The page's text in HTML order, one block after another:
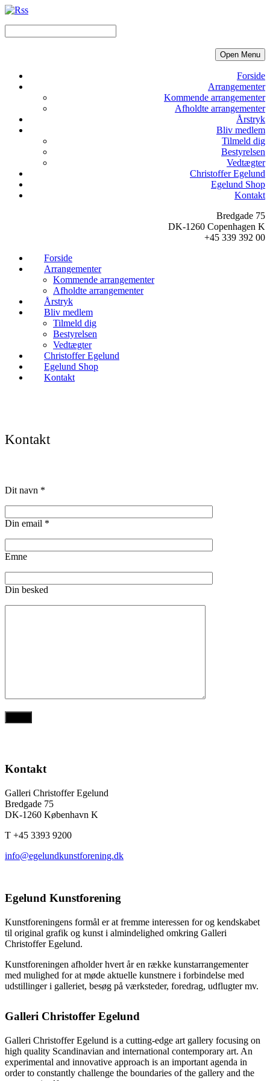
Open Menu
Forside
Arrangementer
Kommende arrangementer
Afholdte arrangementer
Årstryk
Bliv medlem
Tilmeld dig
Bestyrelsen
Vedtægter
Christoffer Egelund
Egelund Shop
Kontakt
Bredgade 75
DK-1260 Copenhagen K
+45 339 392 00
Forside
Arrangementer
Kommende arrangementer
Afholdte arrangementer
Årstryk
Bliv medlem
Tilmeld dig
Bestyrelsen
Vedtægter
Christoffer Egelund
Egelund Shop
Kontakt
Kontakt
Dit navn *
Din email *
Emne
Din besked
Kontakt
Galleri Christoffer Egelund
Bredgade 75
DK-1260 København K
T +45 3393 9200
info@egelundkunstforening.dk
Egelund Kunstforening
Kunstforeningens formål er at fremme interessen for og kendskabet
til original grafik og kunst i almindelighed omkring Galleri
Christoffer Egelund.
Kunstforeningen afholder hvert år en række kunstarrangementer
med mulighed for at møde aktuelle kunstnere i forbindelse med
udstillinger i galleriet, besøg på værksteder, foredrag, udflugter mv.
Galleri Christoffer Egelund
Galleri Christoffer Egelund is a cutting-edge art gallery focusing on
high quality Scandinavian and international contemporary art. An
experimental and innovative approach is an important agenda in
order to constantly challenge the boundaries of the gallery and the